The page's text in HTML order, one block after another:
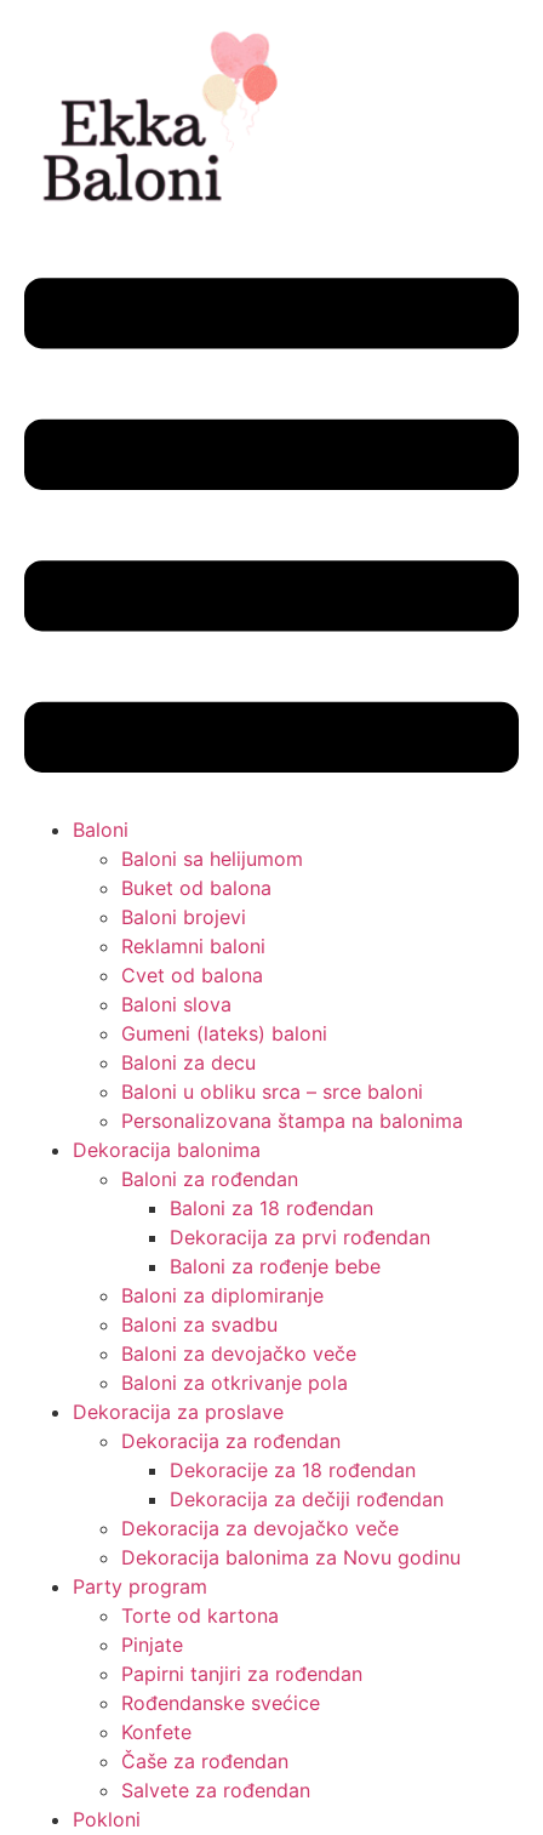
Baloni
Baloni sa helijumom
Buket od balona
Baloni brojevi
Reklamni baloni
Cvet od balona
Baloni slova
Gumeni (lateks) baloni
Baloni za decu
Baloni u obliku srca – srce baloni
Personalizovana štampa na balonima
Dekoracija balonima
Baloni za rođendan
Baloni za 18 rođendan
Dekoracija za prvi rođendan
Baloni za rođenje bebe
Baloni za diplomiranje
Baloni za svadbu
Baloni za devojačko veče
Baloni za otkrivanje pola
Dekoracija za proslave
Dekoracija za rođendan
Dekoracije za 18 rođendan
Dekoracija za dečiji rođendan
Dekoracija za devojačko veče
Dekoracija balonima za Novu godinu
Party program
Torte od kartona
Pinjate
Papirni tanjiri za rođendan
Rođendanske svećice
Konfete
Čaše za rođendan
Salvete za rođendan
Pokloni